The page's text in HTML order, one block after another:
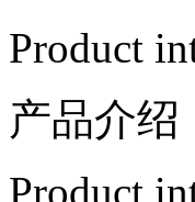
Product
产品介绍
Product